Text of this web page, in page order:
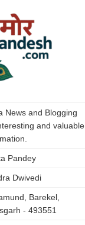
News and Blogging
and valuable
Pandey
Dwivedi
Barekel,
- 493551